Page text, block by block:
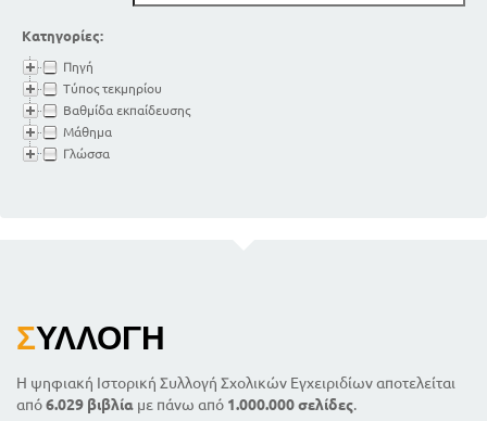
Κατηγορίες:
Πηγή
Τύπος τεκμηρίου
Βαθμίδα εκπαίδευσης
Μάθημα
Γλώσσα
ΣΥΛΛΟΓΉ
Η ψηφιακή Ιστορική Συλλογή Σχολικών Εγχειριδίων αποτελείται
από6.029 βιβλία με πάνω από 1.000.000 σελίδες.